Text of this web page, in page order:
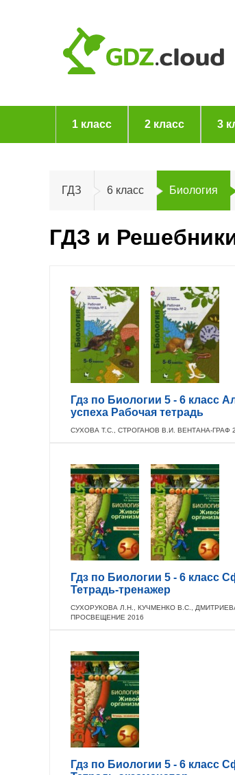
1 класс 2 класс 3
ГДЗ 6 класс Биология
ГДЗ и
Гдз по Биологии 5 - 6 класс
успеха Рабочая тетрадь
СУХОВА Т.С., СТРОГАНОВ В.И. ВЕНТАНА-ГРАФ
Гдз по Биологии 5 - 6 класс
Тетрадь-тренажер
СУХОРУКОВА Л.Н., КУЧМЕНКО В.С.,
ПРОСВЕЩЕНИЕ 2016
Гдз по Биологии 5 - 6 класс